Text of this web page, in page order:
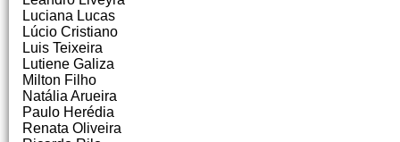
Luciana Lucas
Lúcio Cristiano
Luis Teixeira
Lutiene Galiza
Milton Filho
Natália Arueira
Paulo Herédia
Renata Oliveira